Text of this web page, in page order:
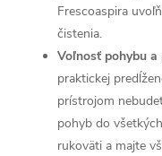
Frescoaspira
čistenia.
Voľnosť pohybu
praktickej
prístrojom
pohyb do
rukoväti a majte